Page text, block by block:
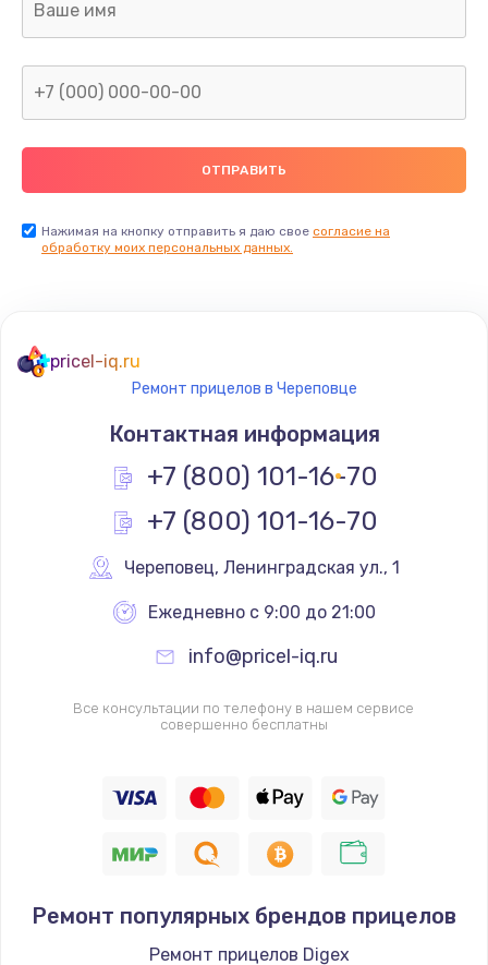
Нажимая на кнопку отправить я даю свое согласие на
обработку моих персональных данных.
pricel-iq.ru
Ремонт прицелов в Череповце
Контактная информация
+7 (800) 101-16-70
+7 (800) 101-16-70
Череповец, Ленинградская ул., 1
Ежедневно с 9:00 до 21:00
info@pricel-iq.ru
Все консультации по телефону в нашем сервисе
совершенно бесплатны
Ремонт популярных брендов прицелов
Ремонт прицелов Digex